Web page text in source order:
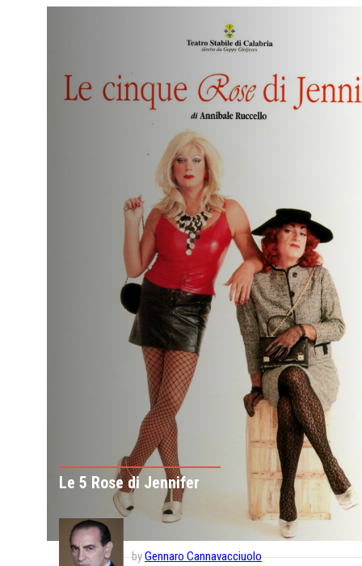
Le 5 Rose di Jennifer
byGennaro Cannavacciuolo